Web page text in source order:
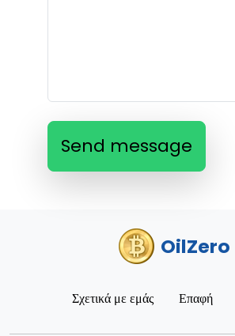
Send message
OilZero
Σχετικά με εμάς Επαφή